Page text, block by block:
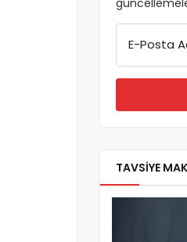
E-Posta
TAVSİYE